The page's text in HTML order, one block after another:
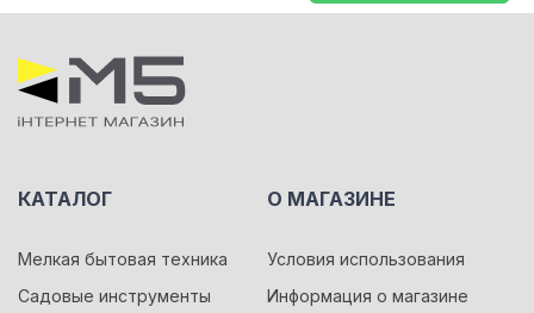
КАТАЛОГ
Мелкая бытовая техника
Садовые инструменты
О МАГАЗИНЕ
Условия использования
Информация о магазине